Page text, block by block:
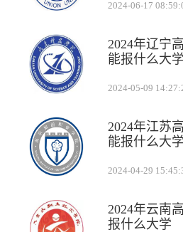
2024-06-17
2024年辽宁
能报什么大学
2024-05-09
2024年江苏
能报什么大学
2024-04-29
2024年云南
报什么大学